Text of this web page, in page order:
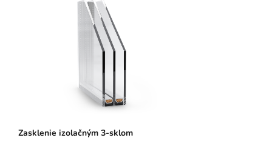
Zasklenie izolačným 3-sklom